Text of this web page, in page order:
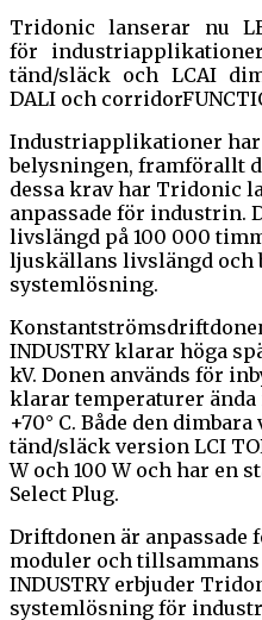
Tridonic lanserar nu
för
tänd/släck och LCAI
DALI och
Industriapplikationer
belysningen, framförallt
dessa krav har Tridonic
anpassade för industrin.
livslängd på 100 000
ljuskällans livslängd och
systemlösning.
Konstantströmsdriftdonen
INDUSTRY klarar höga
kV. Donen används för
klarar temperaturer
+70° C. Både den
tänd/släck version LCI
W och 100 W och har en
Select Plug.
Driftdonen är anpassade
moduler och tillsammans
INDUSTRY erbjuder
systemlösning för